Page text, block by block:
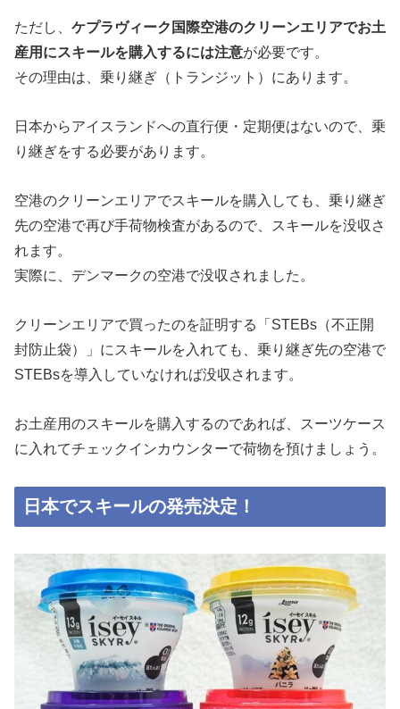
ただし、 ケプラヴィーク国際空港のクリーンエリアでお土
産用にスキールを購入するには注意が必要です。
その理由は、乗り継ぎ（トランジット）にあります。
日本からアイスランドへの直行便・定期便はないので、乗
り継ぎをする必要があります。
空港のクリーンエリアでスキールを購入しても、乗り継ぎ
先の空港で再び手荷物検査があるので、スキールを没収さ
れます。
実際に、デンマークの空港で没収されました。
クリーンエリアで買ったのを証明する「STEBs（不正開
封防止袋）」にスキールを入れても、乗り継ぎ先の空港で
STEBsを導入していなければ没収されます。
お土産用のスキールを購入するのであれば、スーツケース
に入れてチェックインカウンターで荷物を預けましょう。
日本でスキールの発売決定！